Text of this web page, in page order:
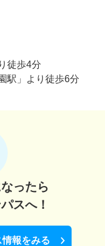
徒歩4分
駅」より徒歩6分
ったら
スへ！
報をみる